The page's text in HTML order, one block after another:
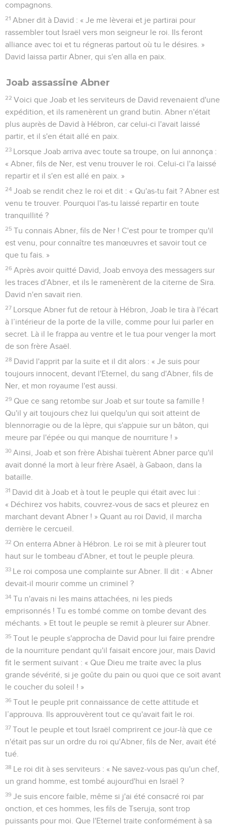
compagnons.
21 Abner dit à David : « Je me lèverai et je partirai pour
rassembler tout Israël vers mon seigneur le roi. Ils feront
alliance avec toi et tu régneras partout où tu le désires. »
David laissa partir Abner, qui s'en alla en paix.
Joab assassine Abner
22 Voici que Joab et les serviteurs de David revenaient d'une
expédition, et ils ramenèrent un grand butin. Abner n'était
plus auprès de David à Hébron, car celui-ci l'avait laissé
partir, et il s'en était allé en paix.
23 Lorsque Joab arriva avec toute sa troupe, on lui annonça :
« Abner, fils de Ner, est venu trouver le roi. Celui-ci l'a laissé
repartir et il s'en est allé en paix. »
24 Joab se rendit chez le roi et dit : « Qu'as-tu fait ? Abner est
venu te trouver. Pourquoi l'as-tu laissé repartir en toute
tranquillité ?
25 Tu connais Abner, fils de Ner ! C'est pour te tromper qu'il
est venu, pour connaître tes manœuvres et savoir tout ce
que tu fais. »
26 Après avoir quitté David, Joab envoya des messagers sur
les traces d'Abner, et ils le ramenèrent de la citerne de Sira.
David n'en savait rien.
27 Lorsque Abner fut de retour à Hébron, Joab le tira à l'écart
à l’intérieur de la porte de la ville, comme pour lui parler en
secret. Là il le frappa au ventre et le tua pour venger la mort
de son frère Asaël.
28 David l'apprit par la suite et il dit alors : « Je suis pour
toujours innocent, devant l'Eternel, du sang d'Abner, fils de
Ner, et mon royaume l'est aussi.
29 Que ce sang retombe sur Joab et sur toute sa famille !
Qu'il y ait toujours chez lui quelqu'un qui soit atteint de
blennorragie ou de la lèpre, qui s'appuie sur un bâton, qui
meure par l'épée ou qui manque de nourriture ! »
30 Ainsi, Joab et son frère Abishaï tuèrent Abner parce qu'il
avait donné la mort à leur frère Asaël, à Gabaon, dans la
bataille.
31 David dit à Joab et à tout le peuple qui était avec lui :
« Déchirez vos habits, couvrez-vous de sacs et pleurez en
marchant devant Abner ! » Quant au roi David, il marcha
derrière le cercueil.
32 On enterra Abner à Hébron. Le roi se mit à pleurer tout
haut sur le tombeau d'Abner, et tout le peuple pleura.
33 Le roi composa une complainte sur Abner. Il dit : « Abner
devait-il mourir comme un criminel ?
34 Tu n'avais ni les mains attachées, ni les pieds
emprisonnés ! Tu es tombé comme on tombe devant des
méchants. » Et tout le peuple se remit à pleurer sur Abner.
35 Tout le peuple s'approcha de David pour lui faire prendre
de la nourriture pendant qu'il faisait encore jour, mais David
fit le serment suivant : « Que Dieu me traite avec la plus
grande sévérité, si je goûte du pain ou quoi que ce soit avant
le coucher du soleil ! »
36 Tout le peuple prit connaissance de cette attitude et
l’approuva. Ils approuvèrent tout ce qu'avait fait le roi.
37 Tout le peuple et tout Israël comprirent ce jour-là que ce
n'était pas sur un ordre du roi qu'Abner, fils de Ner, avait été
tué.
38 Le roi dit à ses serviteurs : « Ne savez-vous pas qu'un chef,
un grand homme, est tombé aujourd'hui en Israël ?
39 Je suis encore faible, même si j'ai été consacré roi par
onction, et ces hommes, les fils de Tseruja, sont trop
puissants pour moi. Que l'Eternel traite conformément à sa